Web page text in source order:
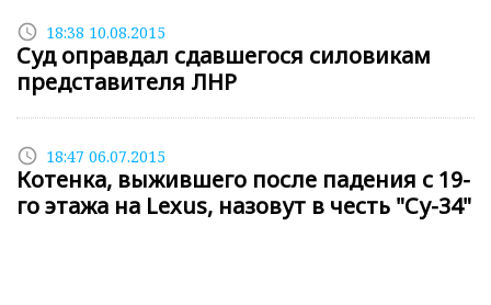
access_time 18:38 10.08.2015
Суд оправдал сдавшегося силовикам
представителя ЛНР
access_time 18:47 06.07.2015
Котенка, выжившего после падения с 19-
го этажа на Lexus, назовут в честь "Су-34"